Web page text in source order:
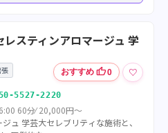
レスティンアロマージュ 学
おすすめ thumb_up0
♡
5527-2220
60分⁄ 20,000円～
ュ 学芸大セレブリティな施術と、